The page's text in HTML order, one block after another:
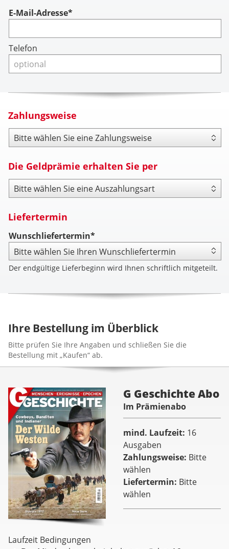
Account
E-Mail-Adresse*
Telefon
Zahlungsweise
Zahlungsweise
Die Geldprämie erhalten Sie per
Payout Type
Liefertermin
Wunschliefertermin*
Der endgültige Lieferbeginn wird Ihnen schriftlich mitgeteilt.
Ihre Bestellung im Überblick
Bitte prüfen Sie Ihre Angaben und schließen Sie die
Bestellung mit „Kaufen“ ab.
G Geschichte Abo
Im Prämienabo
mind. Laufzeit 16
Ausgaben
Zahlungsweise Bitte
wählen
Liefertermin Bitte
wählen
Laufzeit Bedingungen